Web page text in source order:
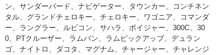
ン、サンダーバード、ナビゲーター、タウンカー、コンチネン
タル、グランドチェロキー、チェロキー、ワゴニア、コマンダ
ー、ラングラー、ルビコン、サハラ、ボイジャー、300C、30
0、PTクルーザー、ラムバン、ラムピックアップ、デュラン
ゴ、ナイトロ、ダコタ、マグナム、チャージャー、チャレンジ